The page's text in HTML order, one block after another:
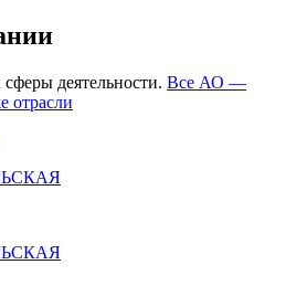
деятельности. Все АО —
отрасли